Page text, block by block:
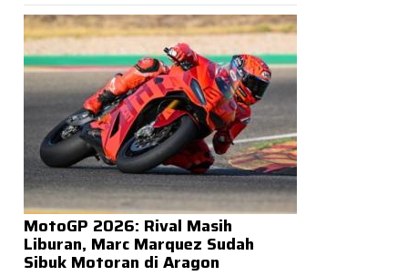
MotoGP 2026: Rival Masih
Liburan, Marc Marquez Sudah
Sibuk Motoran di Aragon